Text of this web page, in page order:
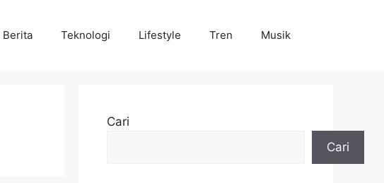
Berita Teknologi Lifestyle Tren Musik
Cari
Cari